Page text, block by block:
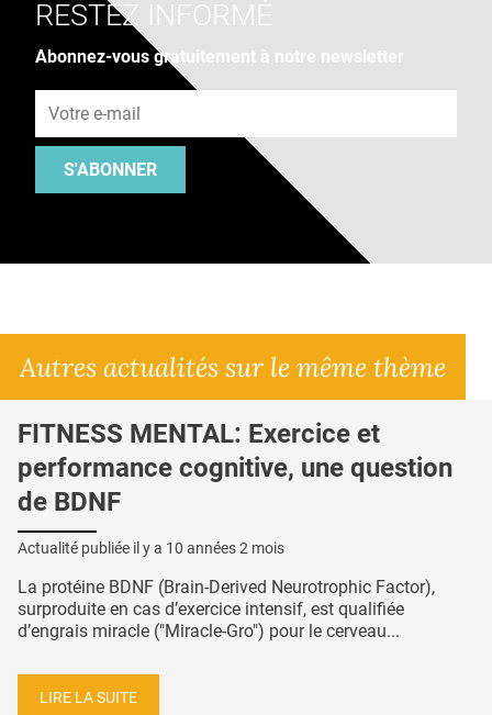
RESTEZ INFORMÉ
Abonnez-vous gratuitement à notre newsletter
S'ABONNER
Autres actualités sur le même thème
FITNESS MENTAL: Exercice et
performance cognitive, une question
de BDNF
Actualité publiée il y a 10 années 2 mois
La protéine BDNF (Brain-Derived Neurotrophic Factor),
surproduite en cas d’exercice intensif, est qualifiée
d’engrais miracle ("Miracle-Gro") pour le cerveau...
LIRE LA SUITE